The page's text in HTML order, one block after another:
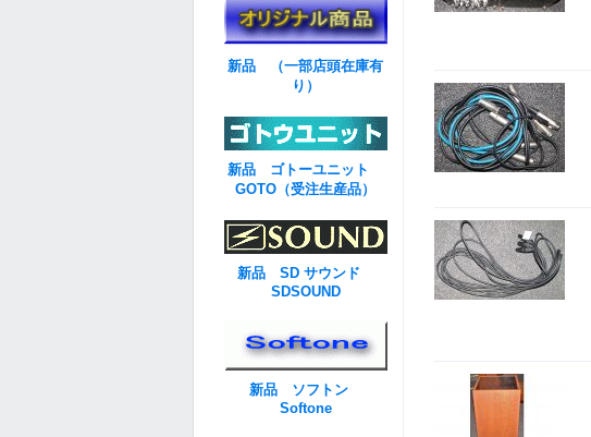
新品 （一部店頭在庫有
り）
新品 ゴトーユニット
GOTO（受注生産品）
新品 SD サウンド
SDSOUND
新品 ソフトン
Softone